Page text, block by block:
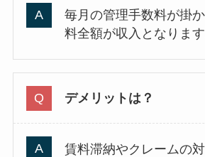
毎月の管理手数料が掛
料全額が収入となります
デメリットは？
賃料滞納やクレームの